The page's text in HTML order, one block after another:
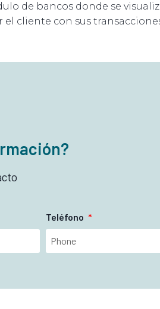
de bancos donde se
el cliente con sus
Teléfono